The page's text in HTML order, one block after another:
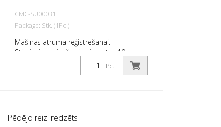
CMC-SU00031
Package: Stk. (1Pc.)
Mašīnas ātruma reģistrēšanai.
Stiprinājuma iekšējais diametrs: 10 mm
Pc.
Pēdējo reizi redzēts